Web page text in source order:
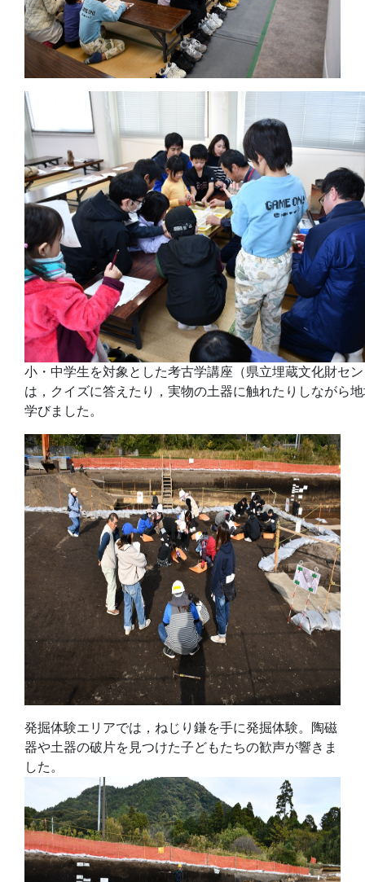
小・中学生を対象とした考古学講座（県立埋蔵文化財セ
は，クイズに答えたり，実物の土器に触れたりしながら
学びました。
発掘体験エリアでは，ねじり鎌を手に発掘体験。陶磁
器や土器の破片を見つけた子どもたちの歓声が響きま
した。